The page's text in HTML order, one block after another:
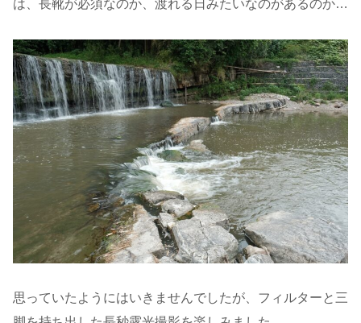
は、長靴が必須なのか、渡れる日みたいなのがあるのか…
思っていたようにはいきませんでしたが、フィルターと三